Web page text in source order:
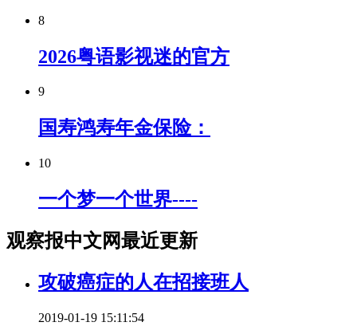
8
2026粤语影视迷的官方
9
国寿鸿寿年金保险：
10
一个梦一个世界----
观察报中文网最近更新
攻破癌症的人在招接班人
2019-01-19 15:11:54